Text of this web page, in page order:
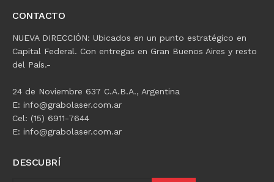
CONTACTO
NUEVA DIRECCIÓN: Ubicados en un punto estratégico en
Capital Federal. Con entregas en Gran Buenos Aires y resto
del País.-
24 de Noviembre 637 C.A.B.A., Argentina
E: info@grabolaser.com.ar
Cel: (15) 6911-7644
E: info@grabolaser.com.ar
DESCUBRÍ